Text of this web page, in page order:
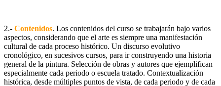
2.- Contenidos. Los contenidos del curso se trabajarán bajo varios
aspectos, considerando que el arte es siempre una manifestación
cultural de cada proceso histórico. Un discurso evolutivo
cronológico, en sucesivos cursos, para ir construyendo una historia
general de la pintura. Selección de obras y autores que ejemplifican
especialmente cada periodo o escuela tratado. Contextualización
histórica, desde múltiples puntos de vista, de cada periodo y de cada